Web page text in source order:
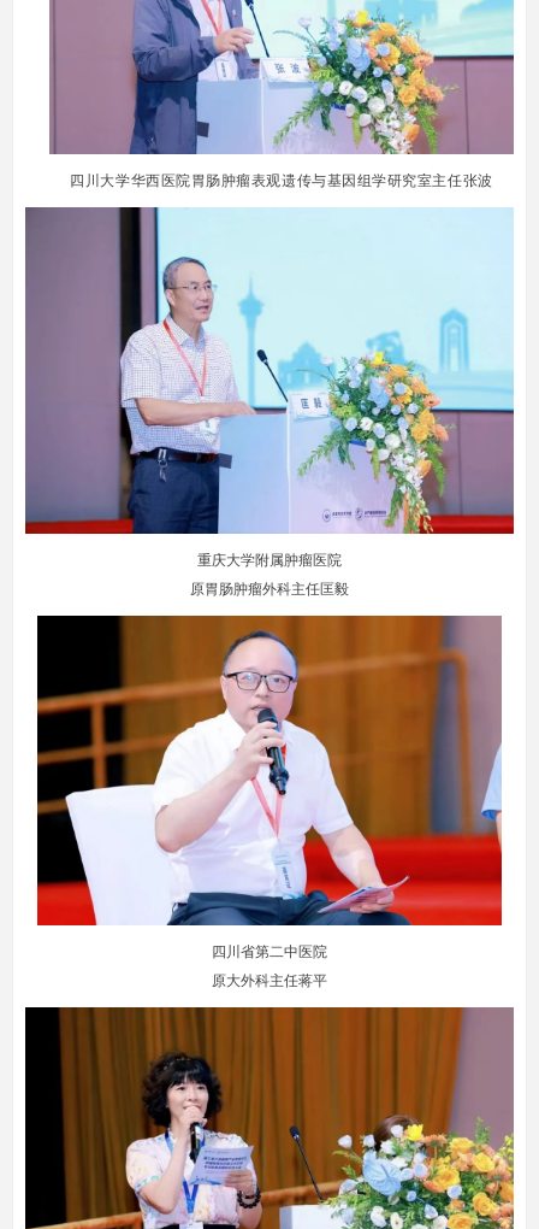
四川大学华西医院胃肠肿瘤表观遗传与基因组学研究室主任张波
重庆大学附属肿瘤医院
原胃肠肿瘤外科主任匡毅
四川省第二中医院
原大外科主任蒋平